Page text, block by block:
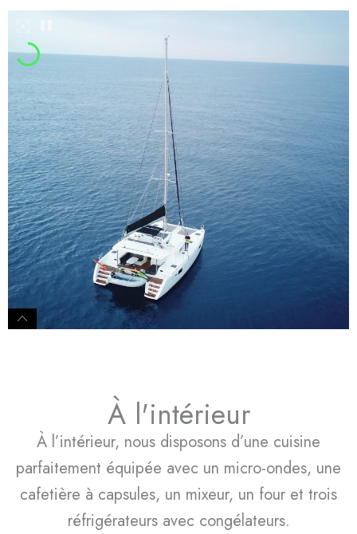
À l'intérieur
À l’intérieur, nous disposons d’une cuisine
parfaitement équipée avec un micro-ondes, une
cafetière à capsules, un mixeur, un four et trois
réfrigérateurs avec congélateurs.